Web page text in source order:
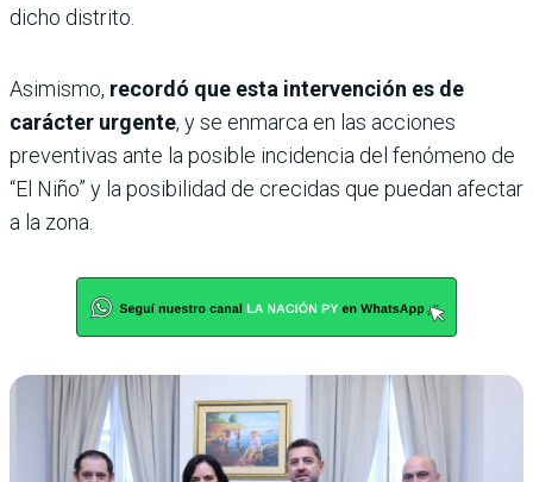
dicho distrito.
Asimismo, recordó que esta intervención es de
carácter urgente, y se enmarca en las acciones
preventivas ante la posible incidencia del fenómeno de
“El Niño” y la posibilidad de crecidas que puedan afectar
a la zona.